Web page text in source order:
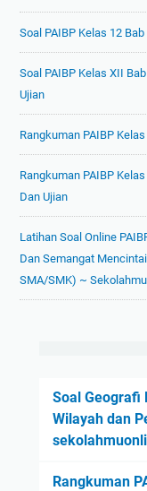
Soal PAIBP Kelas 12
Soal PAIBP Kelas XII
Ujian
Rangkuman PAIBP
Rangkuman PAIBP
Dan Ujian
Latihan Soal Online
Dan Semangat
SMA/SMK) ~
Soal Geografi
Wilayah dan
Rangkuman